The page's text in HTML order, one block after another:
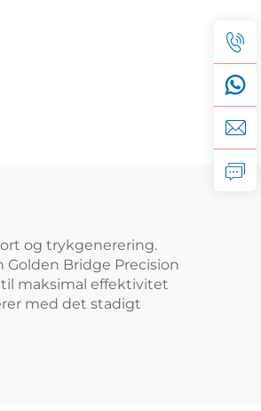
og trykgenerering.
Bridge Precision
maksimal effektivitet
med det stadigt